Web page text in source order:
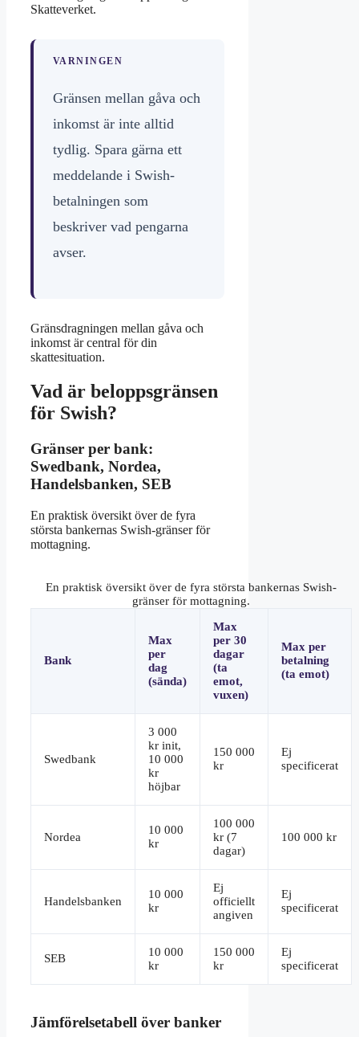
Skatteverket.
VARNINGEN
Gränsen mellan gåva och
inkomst är inte alltid
tydlig. Spara gärna ett
meddelande i Swish-
betalningen som
beskriver vad pengarna
avser.
Gränsdragningen mellan gåva och
inkomst är central för din
skattesituation.
Vad är beloppsgränsen
för Swish?
Gränser per bank:
Swedbank, Nordea,
Handelsbanken, SEB
En praktisk översikt över de fyra
största bankernas Swish-gränser för
mottagning.
En praktisk översikt över de fyra största bankernas Swish-
gränser för mottagning.
Bank
Max
per
dag
(sända)
Max
per 30
dagar
(ta
emot,
vuxen)
Max per
betalning
(ta emot)
Swedbank
3 000
kr init,
10 000
kr
höjbar
150 000
kr
Ej
specificerat
Nordea
10 000
kr
100 000
kr (7
dagar)
100 000 kr
Handelsbanken
10 000
kr
Ej
officiellt
angiven
Ej
specificerat
SEB
10 000
kr
150 000
kr
Ej
specificerat
Jämförelsetabell över banker